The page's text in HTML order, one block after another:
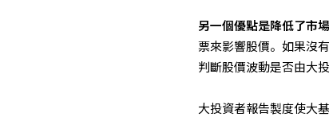
另一個優點是降低了市
票來影響股價。如果沒
判斷股價波動是否由大投
大投資者報告製度使大